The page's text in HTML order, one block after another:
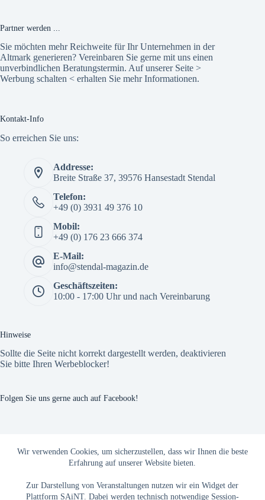
Wir verwenden Cookies, um sicherzustellen, dass wir Ihnen die beste
Erfahrung auf unserer Website bieten.
Zur Darstellung von Veranstaltungen nutzen wir ein Widget der
Plattform SAiNT. Dabei werden technisch notwendige Session-
Partner werden ...
Sie möchten mehr Reichweite für Ihr Unternehmen in der
Altmark generieren? Vereinbaren Sie gerne mit uns einen
unverbindlichen Beratungstermin. Auf unserer Seite >
Werbung schalten < erhalten Sie mehr Informationen.
Kontakt-Info
So erreichen Sie uns:
Addresse:
Breite Straße 37, 39576 Hansestadt Stendal
Telefon:
+49 (0) 3931 49 376 10
Mobil:
+49 (0) 176 23 666 374
E-Mail:
info@stendal-magazin.de
Geschäftszeiten:
10:00 - 17:00 Uhr und nach Vereinbarung
Hinweise
Sollte die Seite nicht korrekt dargestellt werden, deaktivieren
Sie bitte Ihren Werbeblocker!
Folgen Sie uns gerne auch auf Facebook!